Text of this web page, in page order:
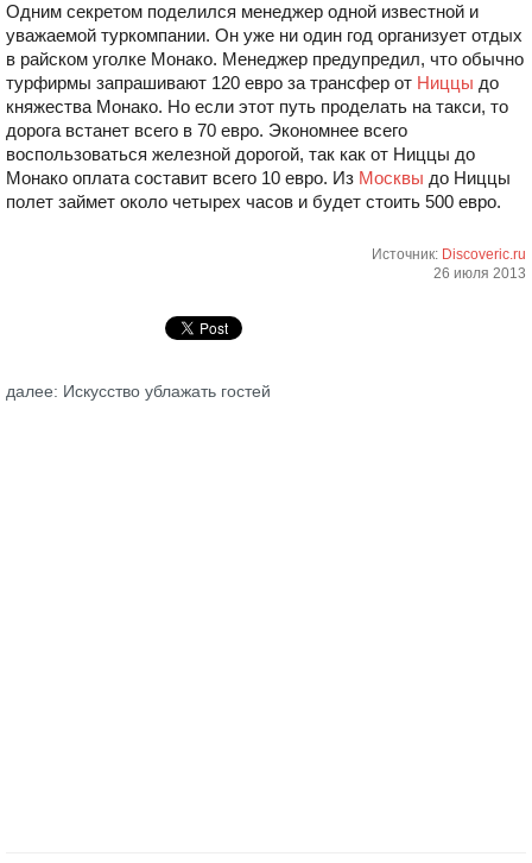
Одним секретом поделился менеджер одной известной и
уважаемой туркомпании. Он уже ни один год организует отдых
в райском уголке Монако. Менеджер предупредил, что обычно
турфирмы запрашивают 120 евро за трансфер от Ниццы до
княжества Монако. Но если этот путь проделать на такси, то
дорога встанет всего в 70 евро. Экономнее всего
воспользоваться железной дорогой, так как от Ниццы до
Монако оплата составит всего 10 евро. Из Москвы до Ниццы
полет займет около четырех часов и будет стоить 500 евро.
Источник: Discoveric.ru
26 июля 2013
далее: Искусство ублажать гостей